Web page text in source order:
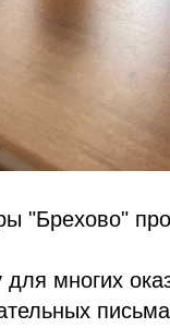
"Брехово"
многих